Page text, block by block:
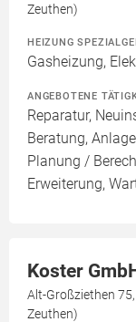
Zeuthen)
HEIZUNG
Gasheizung,
ANGEBOTENE
Reparatur,
Beratung,
Planung /
Erweiterung,
Koster
Alt-Großziethen
Zeuthen)